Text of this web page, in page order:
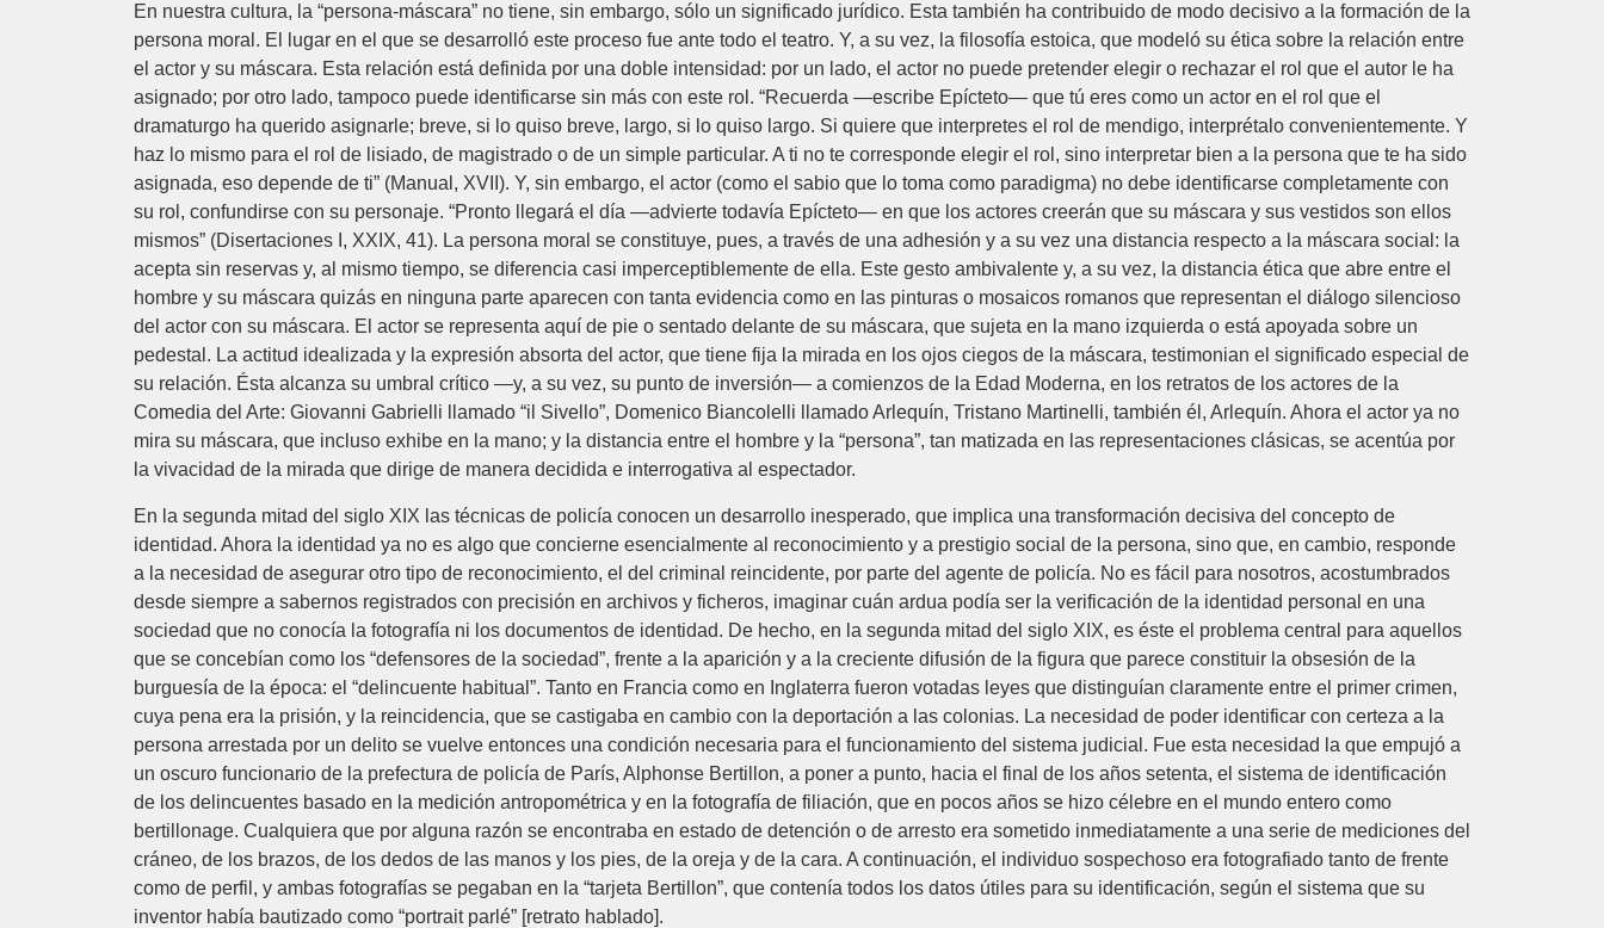
En nuestra cultura, la “persona-máscara” no tiene, sin embargo, sólo un significado jurídico. Esta también ha contribuido de modo decisivo a la formación de la
persona moral. El lugar en el que se desarrolló este proceso fue ante todo el teatro. Y, a su vez, la filosofía estoica, que modeló su ética sobre la relación entre
el actor y su máscara. Esta relación está definida por una doble intensidad: por un lado, el actor no puede pretender elegir o rechazar el rol que el autor le ha
asignado; por otro lado, tampoco puede identificarse sin más con este rol. “Recuerda —escribe Epícteto— que tú eres como un actor en el rol que el
dramaturgo ha querido asignarle; breve, si lo quiso breve, largo, si lo quiso largo. Si quiere que interpretes el rol de mendigo, interprétalo convenientemente. Y
haz lo mismo para el rol de lisiado, de magistrado o de un simple particular. A ti no te corresponde elegir el rol, sino interpretar bien a la persona que te ha sido
asignada, eso depende de ti” (Manual, XVII). Y, sin embargo, el actor (como el sabio que lo toma como paradigma) no debe identificarse completamente con
su rol, confundirse con su personaje. “Pronto llegará el día —advierte todavía Epícteto— en que los actores creerán que su máscara y sus vestidos son ellos
mismos” (Disertaciones I, XXIX, 41). La persona moral se constituye, pues, a través de una adhesión y a su vez una distancia respecto a la máscara social: la
acepta sin reservas y, al mismo tiempo, se diferencia casi imperceptiblemente de ella. Este gesto ambivalente y, a su vez, la distancia ética que abre entre el
hombre y su máscara quizás en ninguna parte aparecen con tanta evidencia como en las pinturas o mosaicos romanos que representan el diálogo silencioso
del actor con su máscara. El actor se representa aquí de pie o sentado delante de su máscara, que sujeta en la mano izquierda o está apoyada sobre un
pedestal. La actitud idealizada y la expresión absorta del actor, que tiene fija la mirada en los ojos ciegos de la máscara, testimonian el significado especial de
su relación. Ésta alcanza su umbral crítico —y, a su vez, su punto de inversión— a comienzos de la Edad Moderna, en los retratos de los actores de la
Comedia del Arte: Giovanni Gabrielli llamado “il Sivello”, Domenico Biancolelli llamado Arlequín, Tristano Martinelli, también él, Arlequín. Ahora el actor ya no
mira su máscara, que incluso exhibe en la mano; y la distancia entre el hombre y la “persona”, tan matizada en las representaciones clásicas, se acentúa por
la vivacidad de la mirada que dirige de manera decidida e interrogativa al espectador.
En la segunda mitad del siglo XIX las técnicas de policía conocen un desarrollo inesperado, que implica una transformación decisiva del concepto de
identidad. Ahora la identidad ya no es algo que concierne esencialmente al reconocimiento y a prestigio social de la persona, sino que, en cambio, responde
a la necesidad de asegurar otro tipo de reconocimiento, el del criminal reincidente, por parte del agente de policía. No es fácil para nosotros, acostumbrados
desde siempre a sabernos registrados con precisión en archivos y ficheros, imaginar cuán ardua podía ser la verificación de la identidad personal en una
sociedad que no conocía la fotografía ni los documentos de identidad. De hecho, en la segunda mitad del siglo XIX, es éste el problema central para aquellos
que se concebían como los “defensores de la sociedad”, frente a la aparición y a la creciente difusión de la figura que parece constituir la obsesión de la
burguesía de la época: el “delincuente habitual”. Tanto en Francia como en Inglaterra fueron votadas leyes que distinguían claramente entre el primer crimen,
cuya pena era la prisión, y la reincidencia, que se castigaba en cambio con la deportación a las colonias. La necesidad de poder identificar con certeza a la
persona arrestada por un delito se vuelve entonces una condición necesaria para el funcionamiento del sistema judicial. Fue esta necesidad la que empujó a
un oscuro funcionario de la prefectura de policía de París, Alphonse Bertillon, a poner a punto, hacia el final de los años setenta, el sistema de identificación
de los delincuentes basado en la medición antropométrica y en la fotografía de filiación, que en pocos años se hizo célebre en el mundo entero como
bertillonage. Cualquiera que por alguna razón se encontraba en estado de detención o de arresto era sometido inmediatamente a una serie de mediciones del
cráneo, de los brazos, de los dedos de las manos y los pies, de la oreja y de la cara. A continuación, el individuo sospechoso era fotografiado tanto de frente
como de perfil, y ambas fotografías se pegaban en la “tarjeta Bertillon”, que contenía todos los datos útiles para su identificación, según el sistema que su
inventor había bautizado como “portrait parlé” [retrato hablado].